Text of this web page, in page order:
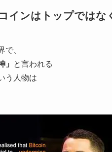
インはトップではな
で、
」
と言われる
う人物は